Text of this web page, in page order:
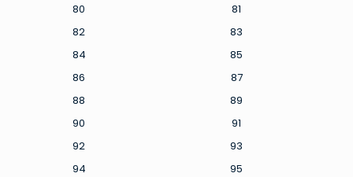
80
81
82
83
84
85
86
87
88
89
90
91
92
93
94
95